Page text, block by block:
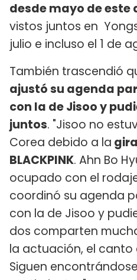
desde mayo de este
vistos juntos en
julio e incluso el 1 de
También trascendió
ajustó su agenda
con la de Jisoo y
juntos. "Jisoo no
Corea debido a la
BLACKPINK. Ahn Bo
ocupado con el
coordinó su agenda
con la de Jisoo y
dos comparten
la actuación, el canto
Siguen